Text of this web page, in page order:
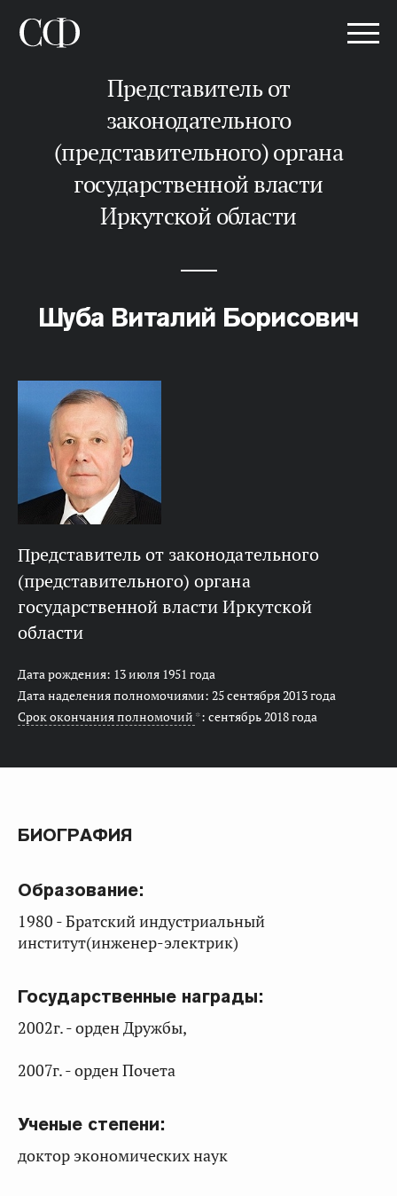
представитель от
законодательного
(представительного) органа
государственной власти
Иркутской области
Шуба Виталий Борисович
представитель от законодательного
(представительного) органа
государственной власти Иркутской
области
Дата рождения: 13 июля 1951 года
Дата наделения полномочиями: 25 сентября 2013 года
Срок окончания полномочий *: сентябрь 2018 года
БИОГРАФИЯ
Образование:
1980 - Братский индустриальный
институт(инженер-электрик)
Государственные награды:
2002г. - орден Дружбы,
2007г. - орден Почета
Ученые степени:
доктор экономических наук